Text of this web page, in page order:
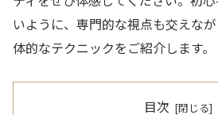
いように、専門的な視点も交えな
体的なテクニックをご紹介します。
目次